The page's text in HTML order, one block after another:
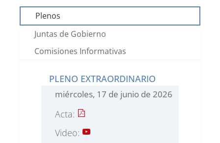
Plenos
Juntas de Gobierno
Comisiones Informativas
PLENO EXTRAORDINARIO
miércoles, 17 de junio de 2026
Acta:
Video: